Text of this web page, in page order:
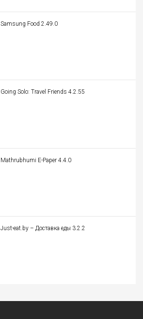
Samsung Food 2.49.0
Going Solo: Travel Friends 4.2.55
Mathrubhumi E-Paper 4.4.0
Just-eat.by – Доставка еды 3.2.2